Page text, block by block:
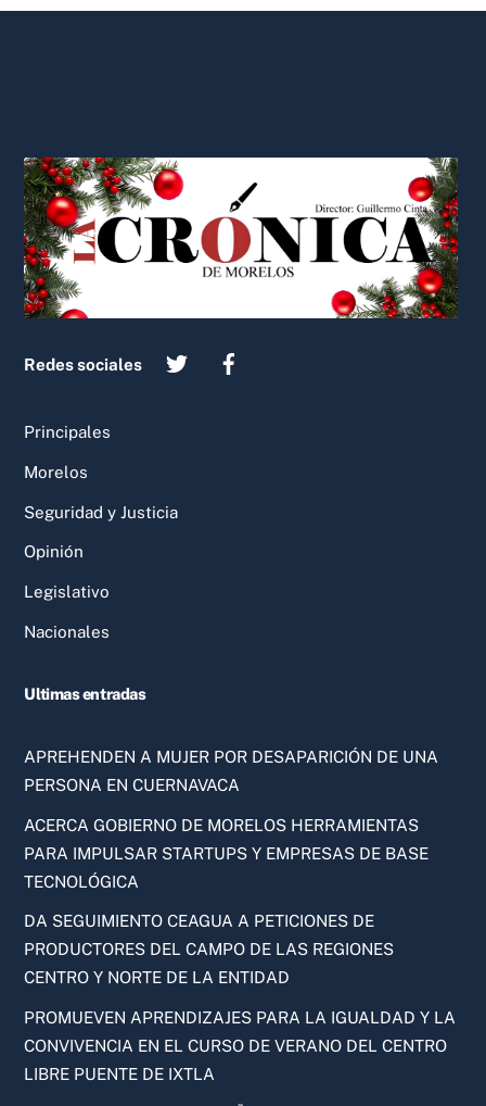
To
Top
Redes sociales
Principales
Morelos
Seguridad y Justicia
Opinión
Legislativo
Nacionales
Ultimas entradas
APREHENDEN A MUJER POR DESAPARICIÓN DE UNA
PERSONA EN CUERNAVACA
ACERCA GOBIERNO DE MORELOS HERRAMIENTAS
PARA IMPULSAR STARTUPS Y EMPRESAS DE BASE
TECNOLÓGICA
DA SEGUIMIENTO CEAGUA A PETICIONES DE
PRODUCTORES DEL CAMPO DE LAS REGIONES
CENTRO Y NORTE DE LA ENTIDAD
PROMUEVEN APRENDIZAJES PARA LA IGUALDAD Y LA
CONVIVENCIA EN EL CURSO DE VERANO DEL CENTRO
LIBRE PUENTE DE IXTLA